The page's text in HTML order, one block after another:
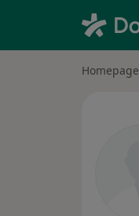
Homepage